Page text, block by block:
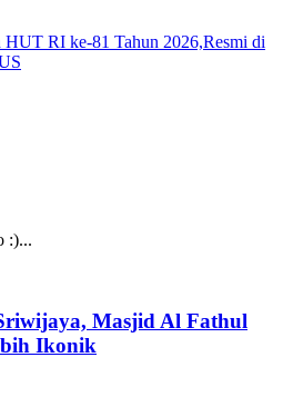
HUT RI ke-81 Tahun 2026,Resmi di
:)...
Masjid Al Fathul
Ikonik